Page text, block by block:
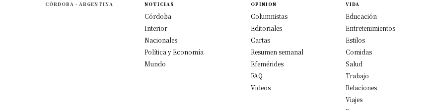
CÓRDOBA - ARGENTINA NOTICIAS
Córdoba
Interior
Nacionales
Política y Economía
Mundo
OPINION
Columnistas
Editoriales
Cartas
Resumen semanal
Efemérides
FAQ
Videos
VIDA
Educación
Entretenimientos
Estilos
Comidas
Salud
Trabajo
Relaciones
Viajes